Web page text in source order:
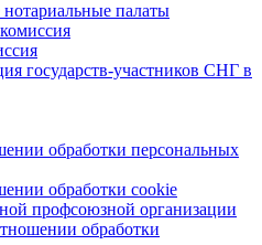
палаты
государств-участников СНГ в
обработки персональных
обработки cookie
профсоюзной организации
обработки